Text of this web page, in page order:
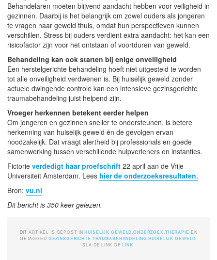
Behandelaren moeten blijvend aandacht hebben voor veiligheid in
gezinnen. Daarbij is het belangrijk om zowel ouders als jongeren
te vragen naar geweld thuis, omdat hun perspectieven kunnen
verschillen. Stress bij ouders verdient extra aandacht: het kan een
risicofactor zijn voor het ontstaan of voortduren van geweld.
Behandeling kan ook starten bij enige onveiligheid
Een herstelgerichte behandeling hoeft niet uitgesteld te worden
tot alle onveiligheid verdwenen is. Bij huiselijk geweld zonder
actuele dwingende controle kan een intensieve gezinsgerichte
traumabehandeling juist helpend zijn.
Vroeger herkennen betekent eerder helpen
Om jongeren en gezinnen sneller te ondersteunen, is betere
herkenning van huiselijk geweld én de gevolgen ervan
noodzakelijk. Dat vraagt alertheid bij professionals en goede
samenwerking tussen verschillende hulpverleners en instanties.
Fictorie verdedigt haar proefschrift 22 april aan de Vrije
Universiteit Amsterdam. Lees hier de onderzoeksresultaten.
Bron: vu.nl
Dit bericht is 350 keer gelezen.
DIT ARTIKEL IS GEPOST INHUISELIJK GEWELD ,ONDERZOEK THERAPIE EN
GETAGGED GEZINSGERICHTE TRAUMABEHANDELING ,HUISELIJK GEWELD
SLA DE LINK OPLINK